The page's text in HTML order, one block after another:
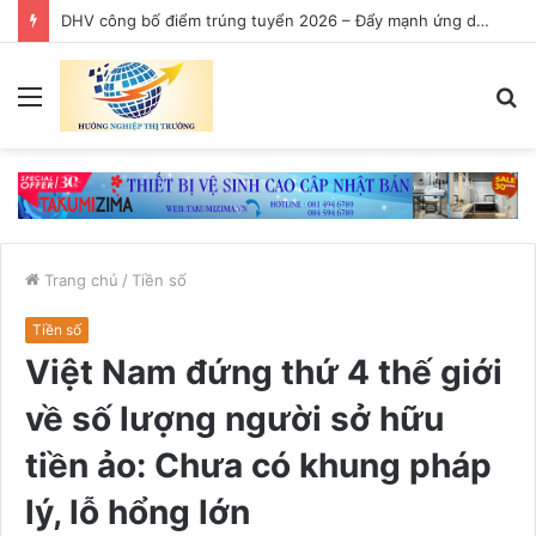
DHV công bố điểm trúng tuyển 2026 – Đẩy mạnh ứng dụng AI trong giảng dạy
Trang chủ / Tiền số
Tiền số
Việt Nam đứng thứ 4 thế giới
về số lượng người sở hữu
tiền ảo: Chưa có khung pháp
lý, lỗ hổng lớn